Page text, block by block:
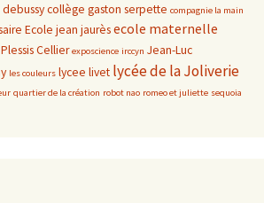
collège gaston serpette compagnie la main
Ecole jean jaurèsecole maternelle
Cellier exposcience irccyn Jean-Luc
les couleurs lycee livet lycée de la Joliverie
quartier de la création robot nao romeo et juliette sequoia